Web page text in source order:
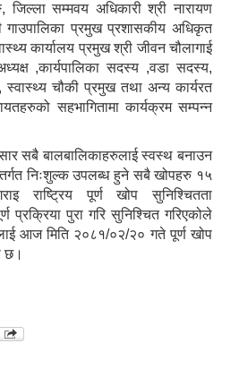
जिल्ला सम्मवय अधिकारी श्री नारायण
गाउपालिका प्रमुख प्रशासकीय अधिकृत
कार्यालय प्रमुख श्री जीवन चौलागाई
,कार्यपालिका सदस्य ,वडा सदस्य,
स्वास्थ्य चौकी प्रमुख तथा अन्य कार्यरत
सहभागितामा कार्यक्रम सम्पन्न
सबै बालबालिकाहरुलाई स्वस्थ बनाउन
निःशुल्क उपलब्ध हुने सबै खोपहरु १५
राष्ट्रिय पूर्ण खोप सुनिश्चितता
प्रक्रिया पुरा गरि सुनिश्चित गरिएकोले
आज मिति २०८१/०२/२० गते पूर्ण खोप
छ।